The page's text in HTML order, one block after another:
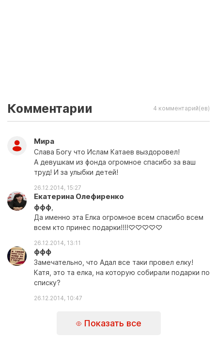
Комментарии 4 комментарий(ев)
Мира
Слава Богу что Ислам Катаев выздоровел!
А девушкам из фонда огромное спасибо за ваш
труд! И за улыбки детей!
26.12.2014, 15:27
Екатерина Олефиренко
ффф
Да именно эта Елка огромное всем спасибо всем
всем кто принес подарки!!!!♡♡♡♡♡
26.12.2014, 13:11
ффф
Замечательно, что Адал все таки провел елку!
Катя, это та елка, на которую собирали подарки по
списку?
26.12.2014, 10:47
Показать все